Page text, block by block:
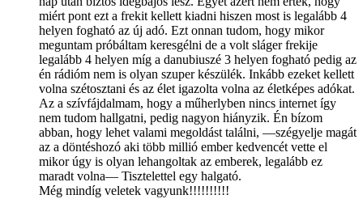
miért pont ezt a frekit kellett kiadni hiszen most is legalább 4
helyen fogható az új adó. Ezt onnan tudom, hogy mikor
meguntam próbáltam keresgélni de a volt sláger frekije
legalább 4 helyen míg a danubiuszé 3 helyen fogható pedig az
én rádióm nem is olyan szuper készülék. Inkább ezeket kellett
volna szétosztani és az élet igazolta volna az életképes adókat.
Az a szívfájdalmam, hogy a műherlyben nincs internet így
nem tudom hallgatni, pedig nagyon hiányzik. Én bízom
abban, hogy lehet valami megoldást találni, —szégyelje magát
az a döntéshozó aki több millió ember kedvencét vette el
mikor úgy is olyan lehangoltak az emberek, legalább ez
maradt volna— Tisztelettel egy halgató.
Még mindíg veletek vagyunk!!!!!!!!!!